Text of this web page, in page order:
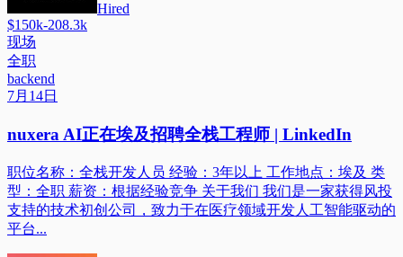
Hired
$150k-208.3k
现场
全职
backend
7月14日
nuxera AI正在埃及招聘全栈工程师 | LinkedIn
职位名称：全栈开发人员 经验：3年以上 工作地点：埃及 类
型：全职 薪资：根据经验竞争 关于我们 我们是一家获得风投
支持的技术初创公司，致力于在医疗领域开发人工智能驱动的
平台...